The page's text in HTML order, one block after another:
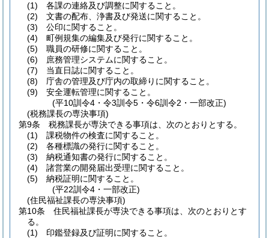
(1)
各課の連絡及び調整に関すること。
(2)
文書の配布、浄書及び発送に関すること。
(3)
公印に関すること。
(4)
町例規集の編集及び発行に関すること。
(5)
職員の研修に関すること。
(6)
庶務管理システムに関すること。
(7)
当直日誌に関すること。
(8)
庁舎の管理及び庁内の取締りに関すること。
(9)
安全運転管理に関すること。
(平10訓令4・令3訓令5・令6訓令2・一部改正)
(税務課長の専決事項)
第9条
税務課長が専決できる事項は、次のとおりとする。
(1)
課税物件の検査に関すること。
(2)
各種標識の発行に関すること。
(3)
納税通知書の発行に関すること。
(4)
諸営業の開発届出受理に関すること。
(5)
納税証明に関すること。
(平22訓令4・一部改正)
(住民福祉課長の専決事項)
第10条
住民福祉課長が専決できる事項は、次のとおりとす
る。
(1)
印鑑登録及び証明に関すること。